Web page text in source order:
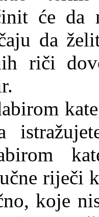
će da
da
riči
riječi
koje